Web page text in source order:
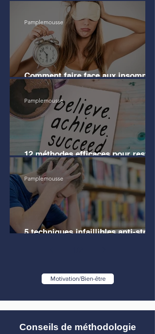
avant mes études de Droit
Comment faire face aux insomnies
?
Pamplemousse
12 méthodes efficaces pour rester
motivé pendant les révisions
Pamplemousse
5 techniques infaillibles anti-stress
Pamplemousse
Motivation/Bien-être
Conseils de méthodologie